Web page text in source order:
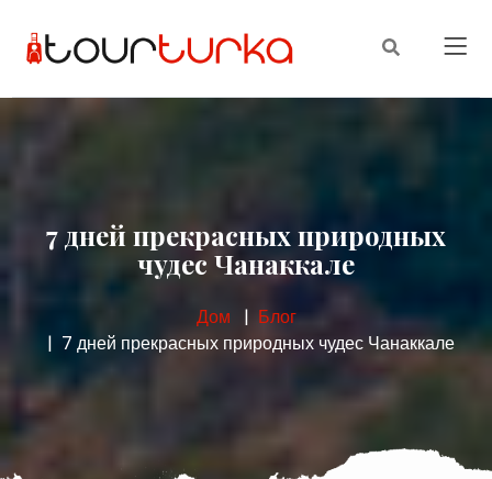
7 дней прекрасных природных
чудес Чанаккале
Дом
Блог
7 дней прекрасных природных чудес Чанаккале